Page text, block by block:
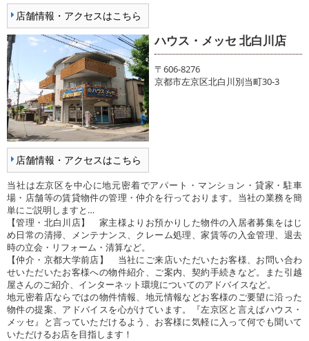
店舗情報・アクセスはこちら
店舗情報・アクセスはこちら
ハウス・メッセ 北白川店
〒606-8276
京都市左京区北白川別当町30-3
当社は左京区を中心に地元密着でアパート・マンション・貸家・駐車
場・店舗等の賃貸物件の管理・仲介を行っております。当社の業務を簡
単にご説明しますと…
【管理・北白川店】 家主様よりお預かりした物件の入居者募集をはじ
め日常の清掃、メンテナンス、クレーム処理、家賃等の入金管理、退去
時の立会・リフォーム・清算など。
【仲介・京都大学前店】 当社にご来店いただいたお客様、お問い合わ
せいただいたお客様への物件紹介、ご案内、契約手続きなど。また引越
屋さんのご紹介、インターネット環境についてのアドバイスなど。
地元密着店ならではの物件情報、地元情報などお客様のご要望に沿った
物件の提案、アドバイスを心がけています。『左京区と言えばハウス・
メッセ』と言っていただけるよう、お客様に気軽に入って何でも聞いて
いただけるお店を目指します！